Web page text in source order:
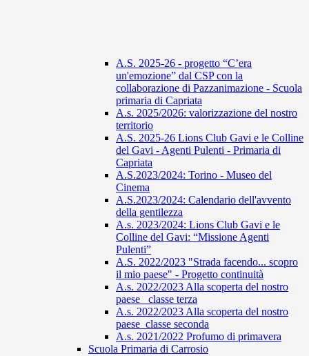
A.S. 2025-26 - progetto “C’era
un'emozione” dal CSP con la
collaborazione di Pazzanimazione - Scuola
primaria di Capriata
A.s. 2025/2026: valorizzazione del nostro
territorio
A.S. 2025-26 Lions Club Gavi e le Colline
del Gavi - Agenti Pulenti - Primaria di
Capriata
A.S.2023/2024: Torino - Museo del
Cinema
A.S.2023/2024: Calendario dell'avvento
della gentilezza
A.s. 2023/2024: Lions Club Gavi e le
Colline del Gavi: “Missione Agenti
Pulenti”
A.S. 2022/2023 "Strada facendo... scopro
il mio paese" - Progetto continuità
A.s. 2022/2023 Alla scoperta del nostro
paese_ classe terza
A.s. 2022/2023 Alla scoperta del nostro
paese_classe seconda
A.s. 2021/2022 Profumo di primavera
Scuola Primaria di Carrosio